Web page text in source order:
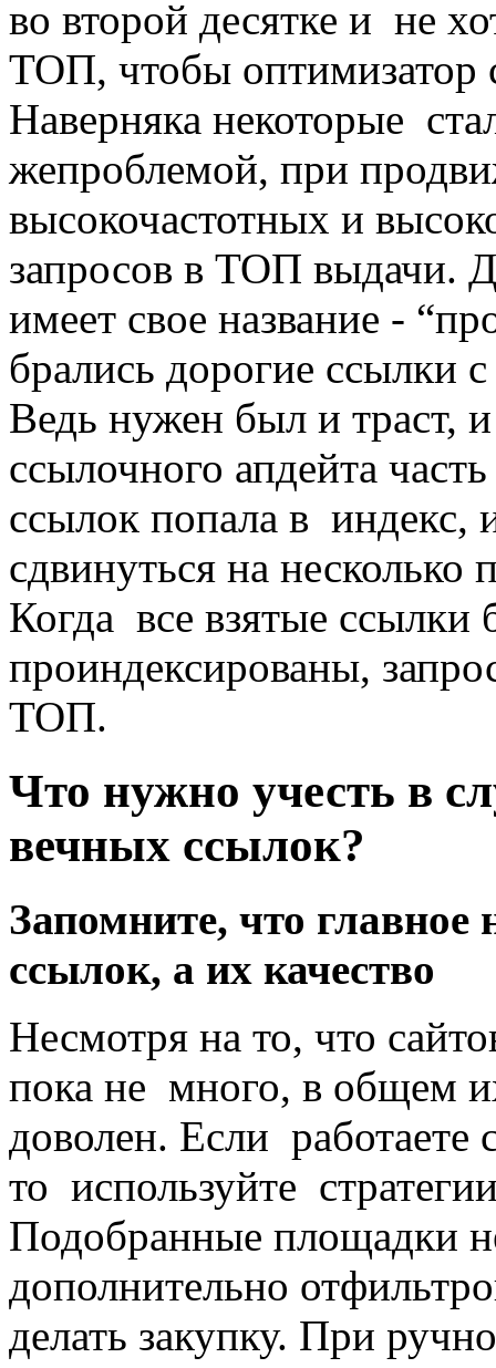
во второй десятке и не
ТОП, чтобы оптимизатор
Наверняка некоторые
жепроблемой, при
высокочастотных и
запросов в ТОП выдачи.
имеет свое название -
брались дорогие ссылки
Ведь нужен был и траст,
ссылочного апдейта
ссылок попала в индекс,
сдвинуться на несколько
Когда все взятые
проиндексированы,
ТОП.
Что нужно учесть в
вечных ссылок?
Запомните, что главное
ссылок, а их качество
Несмотря на то, что
пока не много, в общем
доволен. Если работаете
то используйте
Подобранные площадки
дополнительно
делать закупку. При